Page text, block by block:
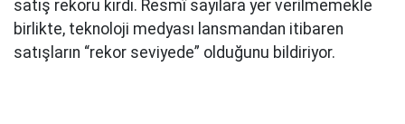
satış rekoru kırdı. Resmî sayılara yer verilmemekle
birlikte, teknoloji medyası lansmandan itibaren
satışların “rekor seviyede” olduğunu bildiriyor.